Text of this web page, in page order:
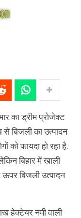
का ड्रीम प्रोजेक्ट
बिजली का उत्पादन
को फायदा हो रहा है.
बिहार में खाली
बिजली उत्पादन
हेक्टेयर नमी वाली